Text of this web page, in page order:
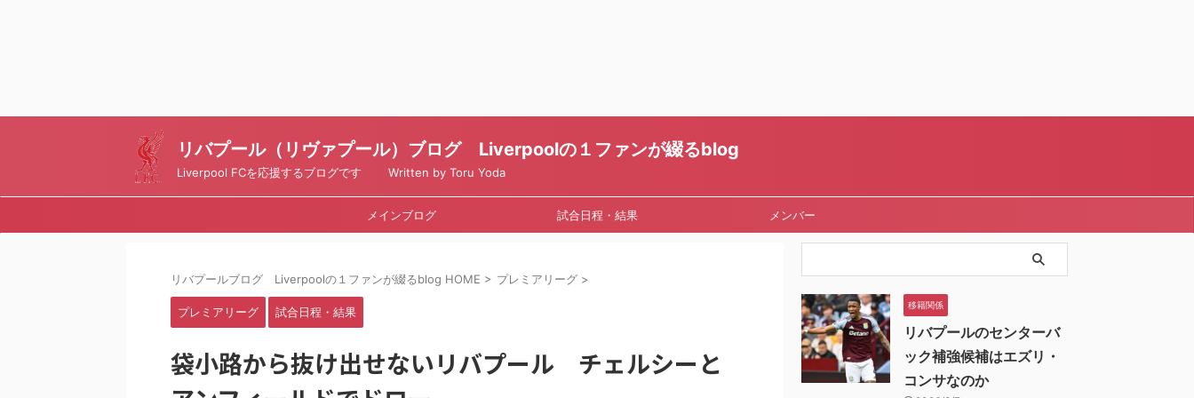
リバプール（リヴァプール）ブログ Liverpoolの１ファンが綴るblog
Liverpool FCを応援するブログです Written by Toru Yoda
メインブログ 試合日程・結果 メンバー
リバプールブログ Liverpoolの１ファンが綴るblog HOME > プレミアリーグ >
プレミアリーグ 試合日程・結果
袋小路から抜け出せないリバプール チェルシーと
移籍関係
リバプールのセンターバ
ック補強候補はエズリ・
コンサなのか